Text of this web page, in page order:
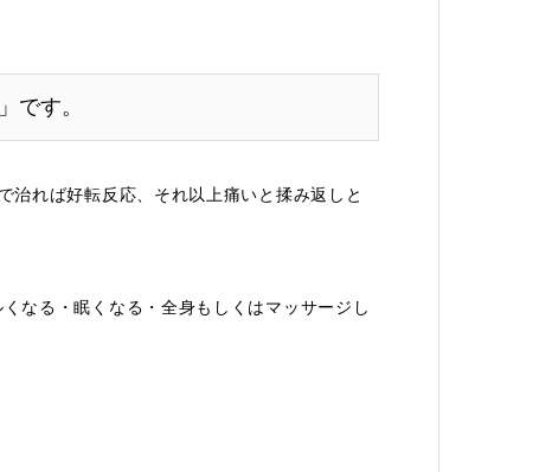
です。
治れば好転反応、それ以上痛いと揉み返しと
なる・眠くなる・全身もしくはマッサージし